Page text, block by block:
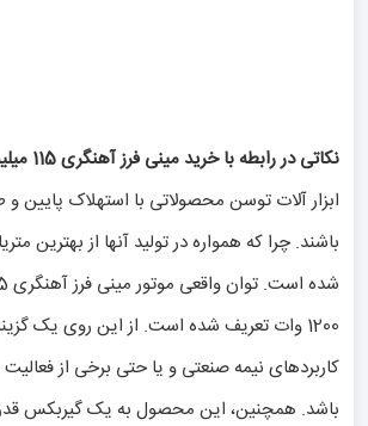
نکاتی در رابطه با خرید مینی فرز آهنگری 115 میلیمتر 3384A
ابزار آلات توسن محصولاتی با استهلاک پایین و
باشند. چرا که همواره در تولید آنها از بهترین
1200 وات تعریف شده است. از این روی یک
کاربردهای نیمه صنعتی و یا حتی برخی از
باشد. همچنین، این محصول به یک گیربکس